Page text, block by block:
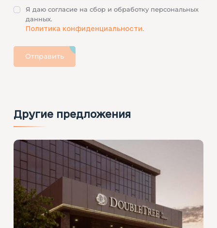
Я даю согласие на сбор и обработку персональных
данных.
Политика конфиденциальности.
Отправить
Другие предложения